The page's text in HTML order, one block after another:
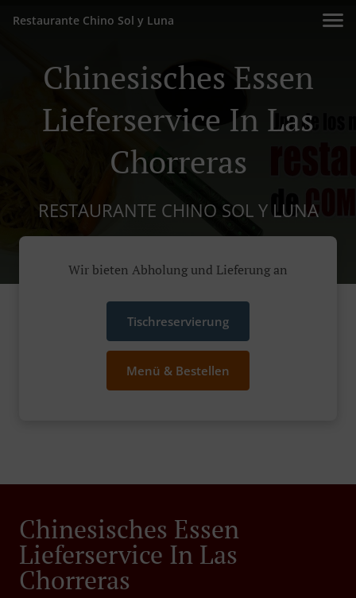
Restaurante Chino Sol y Luna
Chinesisches Essen
Lieferservice In Las
Chorreras
RESTAURANTE CHINO SOL Y LUNA
Wir bieten Abholung und Lieferung an
Tischreservierung
Menü & Bestellen
Chinesisches Essen
Lieferservice In Las
Chorreras